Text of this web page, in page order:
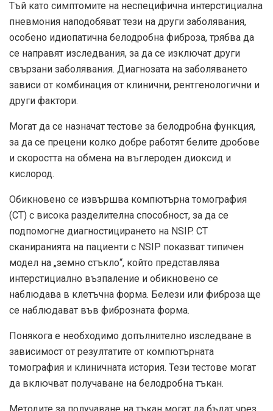
Тъй като симптомите на неспецифична интерстициална
пневмония наподобяват тези на други заболявания,
особено идиопатична белодробна фиброза, трябва да
се направят изследвания, за да се изключат други
свързани заболявания. Диагнозата на заболяването
зависи от комбинация от клинични, рентгенологични и
други фактори.
Могат да се назначат тестове за белодробна функция,
за да се прецени колко добре работят белите дробове
и скоростта на обмена на въглероден диоксид и
кислород.
Обикновено се извършва компютърна томография
(CT) с висока разделителна способност, за да се
подпомогне диагностицирането на NSIP. CT
сканиранията на пациенти с NSIP показват типичен
модел на „земно стъкло“, който представлява
интерстициално възпаление и обикновено се
наблюдава в клетъчна форма. Белези или фиброза ще
се наблюдават във фиброзната форма.
Понякога е необходимо допълнително изследване в
зависимост от резултатите от компютърната
томография и клиничната история. Тези тестове могат
да включват получаване на белодробна тъкан.